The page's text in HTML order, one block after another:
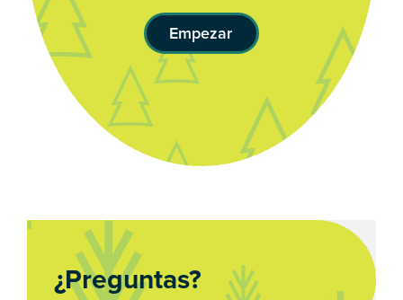
Empezar
¿Preguntas?